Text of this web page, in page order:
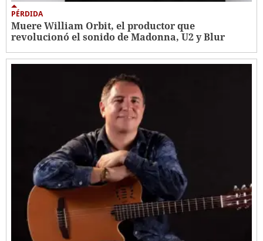
PÉRDIDA
Muere William Orbit, el productor que
revolucionó el sonido de Madonna, U2 y Blur